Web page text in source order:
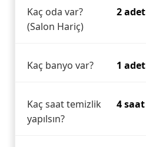
Kaç oda var?
(Salon Hariç)
2 adet
Kaç banyo var? 1 adet
Kaç saat temizlik
yapılsın?
4 saat